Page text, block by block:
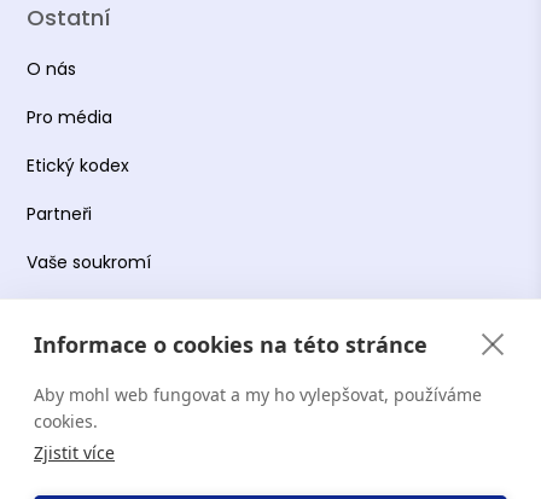
Informace o cookies na této stránce
Aby mohl web fungovat a my ho vylepšovat, používáme
cookies.
Zjistit více
Ostatní
O nás
Pro média
Etický kodex
Partneři
Vaše soukromí
Obchodní podmínky
Podmínky používání platformy